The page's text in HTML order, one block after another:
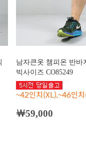
남자큰옷 챔피온 반바
빅사이즈 CO85249
~42인치(XL),~46인
￦59,000